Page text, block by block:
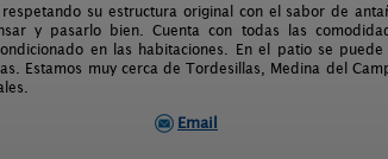
su estructura original con el sabor de
y pasarlo bien. Cuenta con todas las
en las habitaciones. En el patio se
Estamos muy cerca de Tordesillas, Medina del
Email